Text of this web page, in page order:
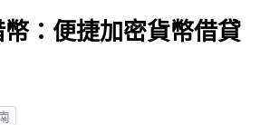
：便捷加密貨幣借貸